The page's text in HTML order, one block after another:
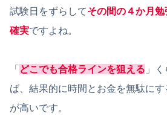
試験日をずらしてその間の４か月
確実ですよね。
「 どこでも合格ラインを狙える 」
ば、結果的に時間とお金を無駄に
が高いです。